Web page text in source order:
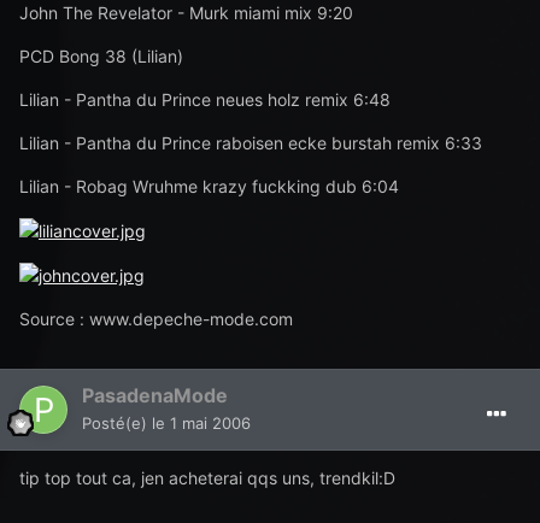
John The Revelator - Murk miami mix 9:20
PCD Bong 38 (Lilian)
Lilian - Pantha du Prince neues holz remix 6:48
Lilian - Pantha du Prince raboisen ecke burstah remix 6:33
Lilian - Robag Wruhme krazy fuckking dub 6:04
Source : www.depeche-mode.com
PasadenaMode
Posté(e) le 1 mai 2006
tip top tout ca, jen acheterai qqs uns, trendkil:D